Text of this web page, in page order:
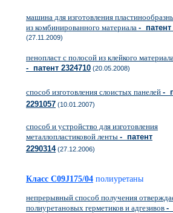
машина для изготовления
из комбинированного материала - патент
(27.11.2009)
пенопласт с полосой из клейкого
- патент 2324710 (20.05.2008)
способ изготовления слоистых панелей -
2291057 (10.01.2007)
способ и устройство для изготовления
металлопластиковой ленты - патент
2290314(27.12.2006)
Класс C09J175/04 полиуретаны
непрерывный способ получения
полиуретановых герметиков и адгезивов -